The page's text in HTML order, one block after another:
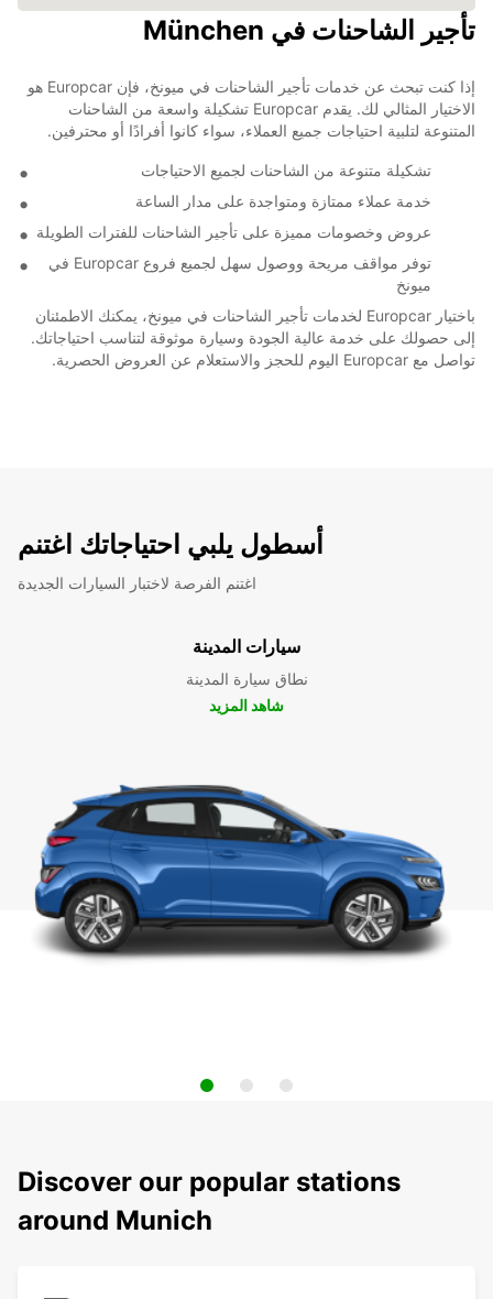
تأجير الشاحنات في München
إذا كنت تبحث عن خدمات تأجير الشاحنات في ميونخ، فإن Europcar هو
الاختيار المثالي لك. يقدم Europcar تشكيلة واسعة من الشاحنات
المتنوعة لتلبية احتياجات جميع العملاء، سواء كانوا أفرادًا أو محترفين.
تشكيلة متنوعة من الشاحنات لجميع الاحتياجات
خدمة عملاء ممتازة ومتواجدة على مدار الساعة
عروض وخصومات مميزة على تأجير الشاحنات للفترات الطويلة
توفر مواقف مريحة ووصول سهل لجميع فروع Europcar في
ميونخ
باختيار Europcar لخدمات تأجير الشاحنات في ميونخ، يمكنك الاطمئنان
إلى حصولك على خدمة عالية الجودة وسيارة موثوقة لتناسب احتياجاتك.
تواصل مع Europcar اليوم للحجز والاستعلام عن العروض الحصرية.
أسطول يلبي احتياجاتك اغتنم
اغتنم الفرصة لاختبار السيارات الجديدة
سيارات المدينة
نطاق سيارة المدينة
شاهد المزيد
Discover our popular stations
around Munich